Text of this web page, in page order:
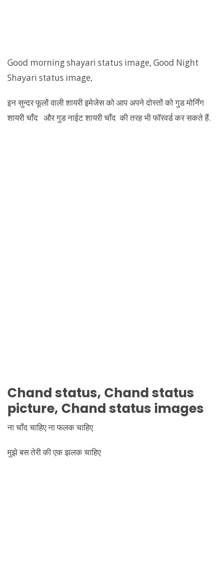
Good morning shayari status image, Good Night
Shayari status image,
इन सुन्दर फूलों वाली शायरी इमेजेस को आप अपने दोस्तों को गुड मोर्निंग
शायरी चाँद और गुड नाईट शायरी चाँद की तरह भी फॉरवर्ड कर सकते हैं.
Chand status, Chand status
picture, Chand status images
ना चाँद चाहिए ना फलक चाहिए
मुझे बस तेरी की एक झलक चाहिए